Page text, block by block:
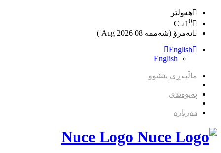
هەولێر
21 0
ئەمرۆ (شەممە 08 2026 Aug )
English
English
ماڵپەڕی پێشوو
پەیوەندی
دەربارە
Nuce Logo